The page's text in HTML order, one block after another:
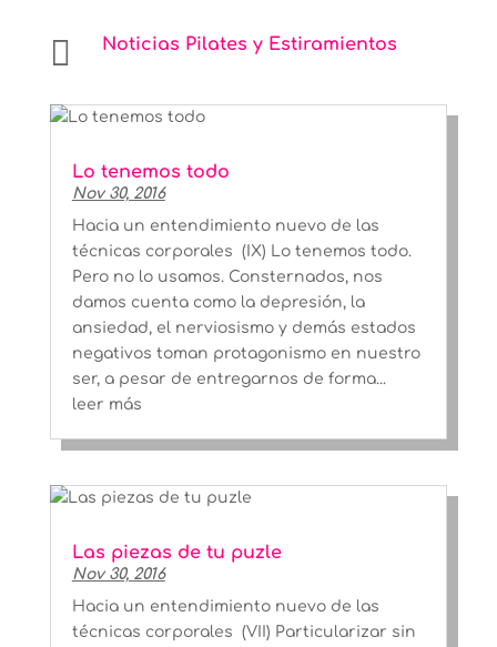
 Noticias Pilates y Estiramientos
Lo tenemos todo
Nov 30, 2016
Hacia un entendimiento nuevo de las
técnicas corporales (IX) Lo tenemos todo.
Pero no lo usamos. Consternados, nos
damos cuenta como la depresión, la
ansiedad, el nerviosismo y demás estados
negativos toman protagonismo en nuestro
ser, a pesar de entregarnos de forma...
leer más
Las piezas de tu puzle
Nov 30, 2016
Hacia un entendimiento nuevo de las
técnicas corporales (VII) Particularizar sin